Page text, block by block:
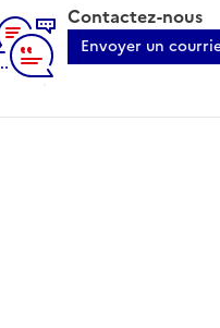
Contactez-nous
Envoyer un